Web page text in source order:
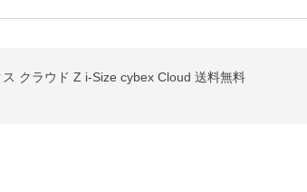
クラウド Z i-Size cybex Cloud 送料無料